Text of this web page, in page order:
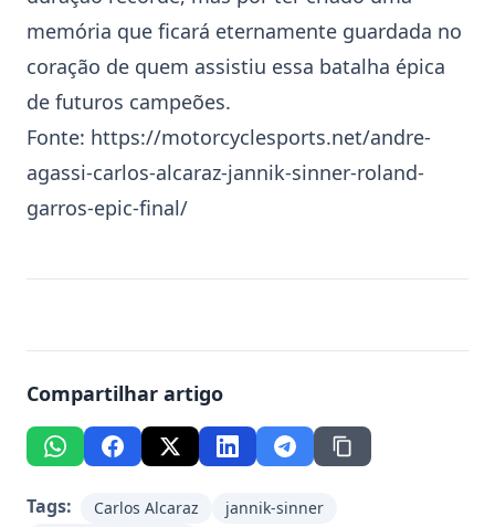
memória que ficará eternamente guardada no
coração de quem assistiu essa batalha épica
de futuros campeões.
Fonte: https://motorcyclesports.net/andre-
agassi-carlos-alcaraz-jannik-sinner-roland-
garros-epic-final/
Compartilhar artigo
Tags: Carlos Alcaraz
jannik-sinner